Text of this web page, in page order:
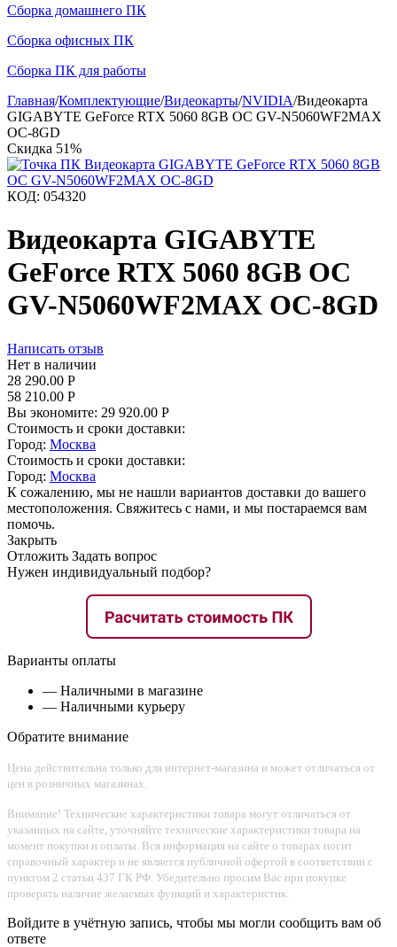
Сборка домашнего ПК
Сборка офисных ПК
Сборка ПК для работы
Главная/Комплектующие/Видеокарты/NVIDIA/Видеокарта
GIGABYTE GeForce RTX 5060 8GB OC GV-N5060WF2MAX
OC-8GD
Скидка 51%
КОД: 054320
Видеокарта GIGABYTE
GeForce RTX 5060 8GB OC
GV-N5060WF2MAX OC-8GD
Написать отзыв
Нет в наличии
28 290.00 Р
58 210.00 Р
Вы экономите: 29 920.00 Р
Стоимость и сроки доставки:
Город: Москва
Стоимость и сроки доставки:
Город: Москва
К сожалению, мы не нашли вариантов доставки до вашего
местоположения. Свяжитесь с нами, и мы постараемся вам
помочь.
Закрыть
Отложить Задать вопрос
Нужен индивидуальный подбор?
Варианты оплаты
— Наличными в магазине
— Наличными курьеру
Обратите внимание
Цена действительна только для интернет-магазина и может отличаться от
цен в розничных магазинах.
Внимание! Технические характеристики товара могут отличаться от
указанных на сайте, уточняйте технические характеристики товара на
момент покупки и оплаты. Вся информация на сайте о товарах носит
справочный характер и не является публичной офертой в соответствии с
пунктом 2 статьи 437 ГК РФ. Убедительно просим Вас при покупке
проверять наличие желаемых функций и характеристик.
Войдите в учётную запись, чтобы мы могли сообщить вам об
ответе